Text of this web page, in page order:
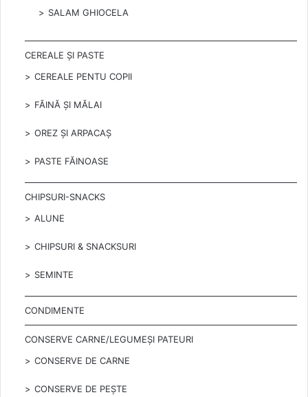
SALAM GHIOCELA
CEREALE ȘI PASTE
CEREALE PENTU COPII
FĂINĂ ȘI MĂLAI
OREZ ȘI ARPACAȘ
PASTE FĂINOASE
CHIPSURI-SNACKS
ALUNE
CHIPSURI & SNACKSURI
SEMINTE
CONDIMENTE
CONSERVE CARNE/LEGUMEȘI PATEURI
CONSERVE DE CARNE
CONSERVE DE PEȘTE